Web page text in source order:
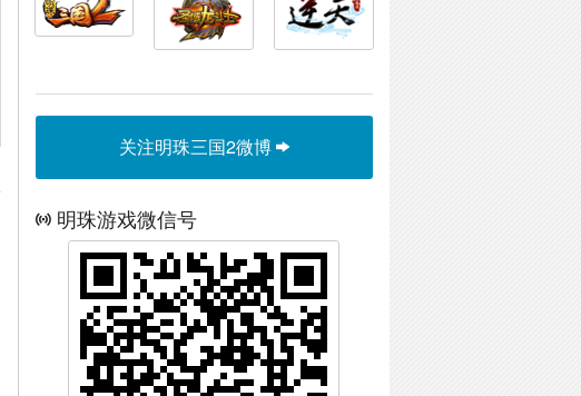
关注明珠三国2微博
明珠游戏微信号